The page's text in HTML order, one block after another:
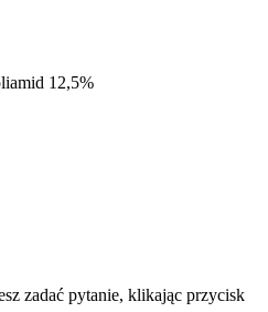
12,5%
zadać pytanie, klikając przycisk